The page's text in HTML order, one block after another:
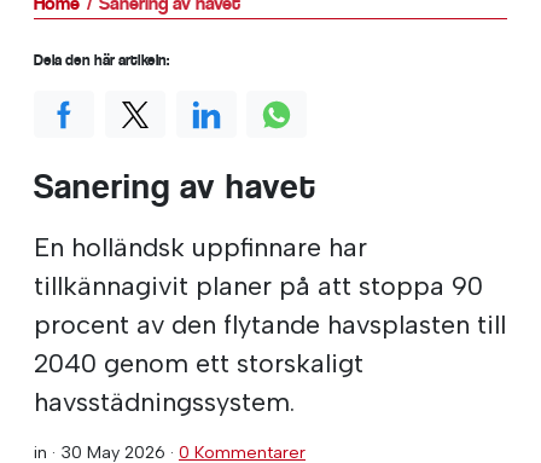
Sanering av havet
En holländsk uppfinnare har
tillkännagivit planer på att stoppa 90
procent av den flytande havsplasten till
2040 genom ett storskaligt
havsstädningssystem.
in · 30 May 2026 · 0 Kommentarer
Dela den här artikeln: